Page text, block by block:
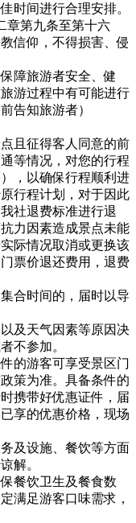
时间进行合理安排。
章第九条至第十六
信仰，不得损害、侵
障旅游者安全、健
游过程中有可能进行
告知旅游者）
且征得客人同意的前
等情况，对您的行程
，以确保行程顺利进
行程计划，对于因此
社退费标准进行退
力因素造成景点未能
际情况取消或更换该
票价退还费用，退费
合时间的，届时以导
及天气因素等原因决
不参加。
的游客可享受景区门
策为准。具备条件的
携带好优惠证件，届
享的优惠价格，现场
及设施、餐饮等方面
解。
餐饮卫生及餐食数
满足游客口味需求，